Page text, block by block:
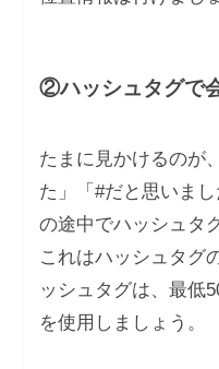
②ハッシュタグで
たまに見かけるのが
た」「#だと思いま
の途中でハッシュタ
これはハッシュタグ
ッシュタグは、最低
を使用しましょう。